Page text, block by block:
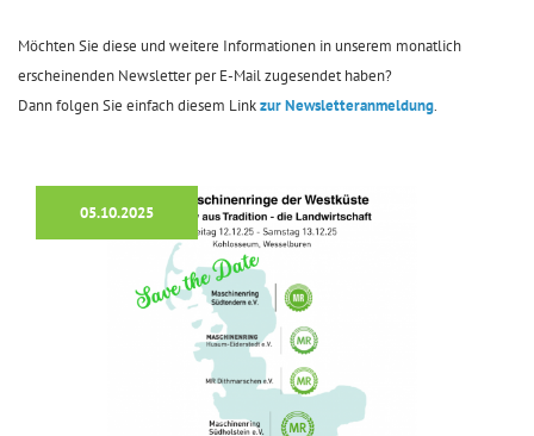
Möchten Sie diese und weitere Informationen in unserem monatlich
erscheinenden Newsletter per E-Mail zugesendet haben?
Dann folgen Sie einfach diesem Linkzur Newsletteranmeldung.
05.10.2025